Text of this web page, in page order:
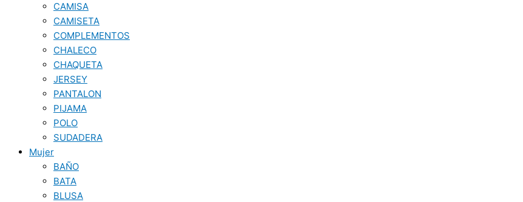
CAMISA
CAMISETA
COMPLEMENTOS
CHALECO
CHAQUETA
JERSEY
PANTALON
PIJAMA
POLO
SUDADERA
Mujer
BAÑO
BATA
BLUSA